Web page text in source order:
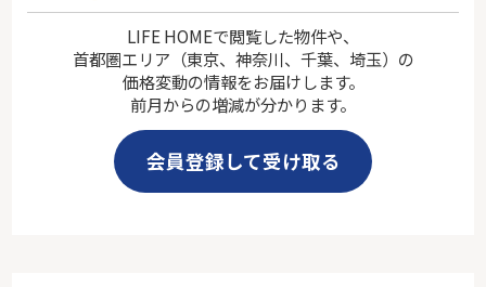
LIFE HOMEで閲覧した物件や、
首都圏エリア（東京、神奈川、千葉、埼玉）の
価格変動の情報をお届けします。
前月からの増減が分かります。
会員登録して受け取る